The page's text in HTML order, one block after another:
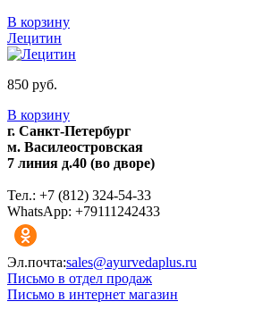
В корзину
Лецитин
850 руб.
В корзину
г. Санкт-Петербург
м. Василеостровская
7 линия д.40 (во дворе)
Тел.: +7 (812) 324-54-33
WhatsApp: +79111242433
Эл.почта:sales@ayurvedaplus.ru
Письмо в отдел продаж
Письмо в интернет магазин